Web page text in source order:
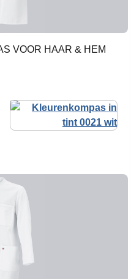
VOOR HAAR & HEM